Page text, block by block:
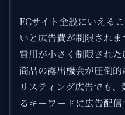
ECサイト全般にいえる
いと広告費が制限されま
費用が小さく制限され
商品の露出機会が圧倒的
リスティング広告でも
るキーワードに広告配